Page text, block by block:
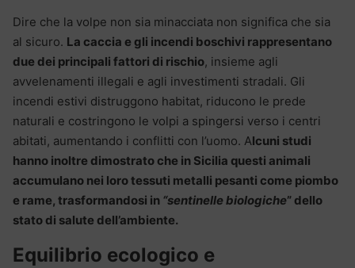
Dire che la volpe non sia minacciata non significa che sia
al sicuro. La caccia e gli incendi boschivi rappresentano
due dei principali fattori di rischio, insieme agli
avvelenamenti illegali e agli investimenti stradali. Gli
incendi estivi distruggono habitat, riducono le prede
naturali e costringono le volpi a spingersi verso i centri
abitati, aumentando i conflitti con l’uomo. Alcuni studi
hanno inoltre dimostrato che in Sicilia questi animali
accumulano nei loro tessuti metalli pesanti come piombo
e rame, trasformandosi in “sentinelle biologiche” dello
stato di salute dell’ambiente.
Equilibrio ecologico e